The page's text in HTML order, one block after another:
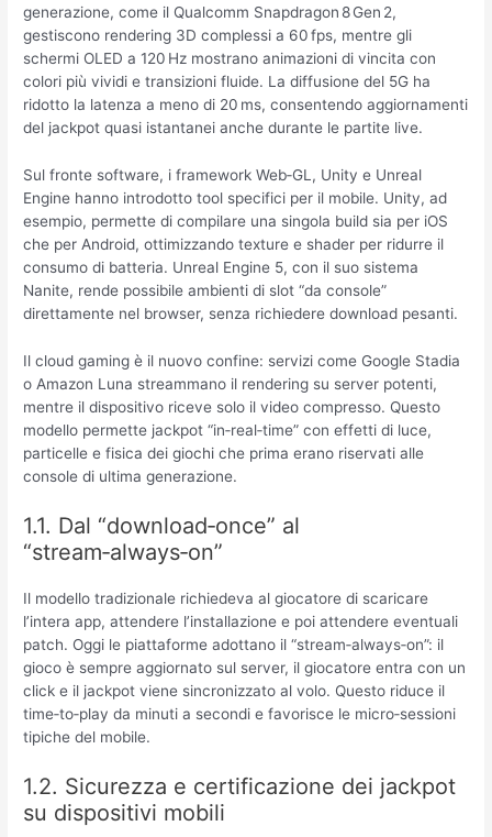
generazione, come il Qualcomm Snapdragon 8 Gen 2,
gestiscono rendering 3D complessi a 60 fps, mentre gli
schermi OLED a 120 Hz mostrano animazioni di vincita con
colori più vividi e transizioni fluide. La diffusione del 5G ha
ridotto la latenza a meno di 20 ms, consentendo aggiornamenti
del jackpot quasi istantanei anche durante le partite live.
Sul fronte software, i framework Web‑GL, Unity e Unreal
Engine hanno introdotto tool specifici per il mobile. Unity, ad
esempio, permette di compilare una singola build sia per iOS
che per Android, ottimizzando texture e shader per ridurre il
consumo di batteria. Unreal Engine 5, con il suo sistema
Nanite, rende possibile ambienti di slot “da console”
direttamente nel browser, senza richiedere download pesanti.
Il cloud gaming è il nuovo confine: servizi come Google Stadia
o Amazon Luna streammano il rendering su server potenti,
mentre il dispositivo riceve solo il video compresso. Questo
modello permette jackpot “in‑real‑time” con effetti di luce,
particelle e fisica dei giochi che prima erano riservati alle
console di ultima generazione.
1.1. Dal “download‑once” al
“stream‑always‑on”
Il modello tradizionale richiedeva al giocatore di scaricare
l’intera app, attendere l’installazione e poi attendere eventuali
patch. Oggi le piattaforme adottano il “stream‑always‑on”: il
gioco è sempre aggiornato sul server, il giocatore entra con un
click e il jackpot viene sincronizzato al volo. Questo riduce il
time‑to‑play da minuti a secondi e favorisce le micro‑sessioni
tipiche del mobile.
1.2. Sicurezza e certificazione dei jackpot
su dispositivi mobili